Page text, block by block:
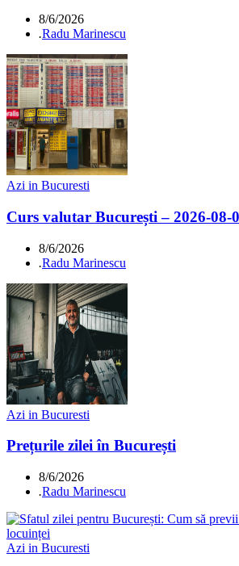
8/6/2026
.Radu Marinescu
Azi in Bucuresti
Curs valutar București – 2026-08-
8/6/2026
.Radu Marinescu
Azi in Bucuresti
Prețurile zilei în București
8/6/2026
.Radu Marinescu
Azi in Bucuresti